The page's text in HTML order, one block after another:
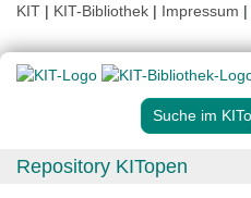
KIT | KIT-Bibliothek | Impressum |
Suche im
Repository KITopen